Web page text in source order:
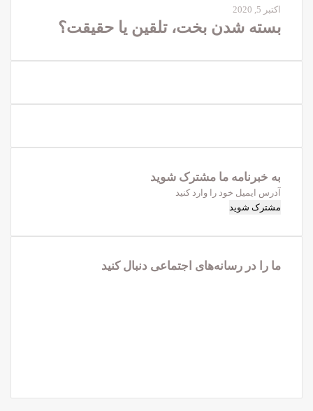
اکتبر 5, 2020
بسته شدن بخت، تلقین یا حقیقت؟
به خبرنامه‌‌ ما مشترک شوید
آدرس
ایمیل
را
کنید
ما را در رسانه‌های اجتماعی دنبال کنید